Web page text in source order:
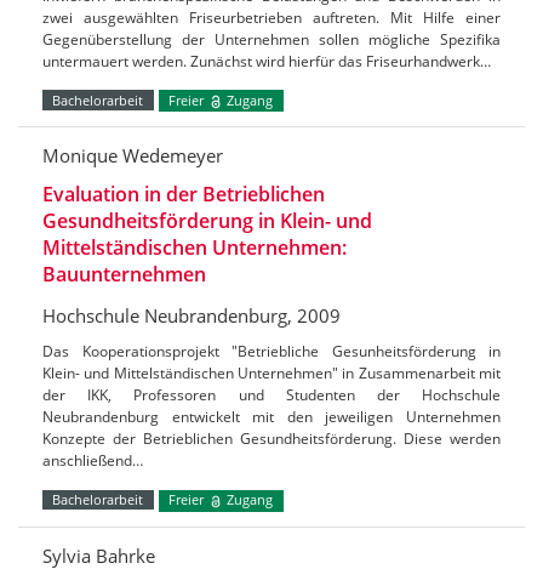
zwei ausgewählten Friseurbetrieben auftreten. Mit Hilfe einer
Gegenüberstellung der Unternehmen sollen mögliche Spezifika
untermauert werden. Zunächst wird hierfür das Friseurhandwerk…
Bachelorarbeit Freier Zugang
Monique Wedemeyer
Evaluation in der Betrieblichen
Gesundheitsförderung in Klein- und
Mittelständischen Unternehmen:
Bauunternehmen
Hochschule Neubrandenburg, 2009
Das Kooperationsprojekt "Betriebliche Gesunheitsförderung in
Klein- und Mittelständischen Unternehmen" in Zusammenarbeit mit
der IKK, Professoren und Studenten der Hochschule
Neubrandenburg entwickelt mit den jeweiligen Unternehmen
Konzepte der Betrieblichen Gesundheitsförderung. Diese werden
anschließend…
Bachelorarbeit Freier Zugang
Sylvia Bahrke